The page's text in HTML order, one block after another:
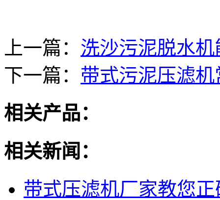
上一篇： 洗沙污泥脱水
下一篇： 带式污泥压滤
相关产品：
相关新闻：
带式压滤机厂家教您